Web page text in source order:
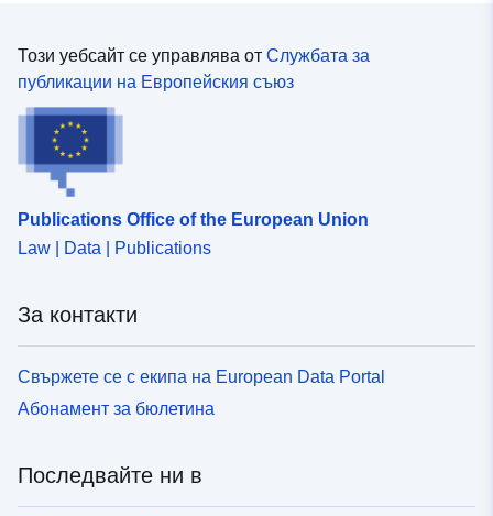
Този уебсайт се управлява от Службата за
публикации на Европейския съюз
Publications Office of the European Union
Law | Data | Publications
За контакти
Свържете се с екипа на European Data Portal
Абонамент за бюлетина
Последвайте ни в